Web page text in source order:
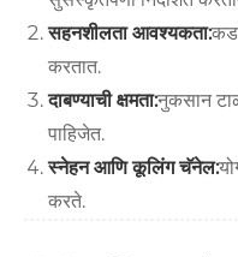
सहनशीलता आवश्यकता:
करतात.
दाबण्याची क्षमता:नुकसान
पाहिजेत.
स्नेहन आणि कूलिंग चॅनेल:
करते.